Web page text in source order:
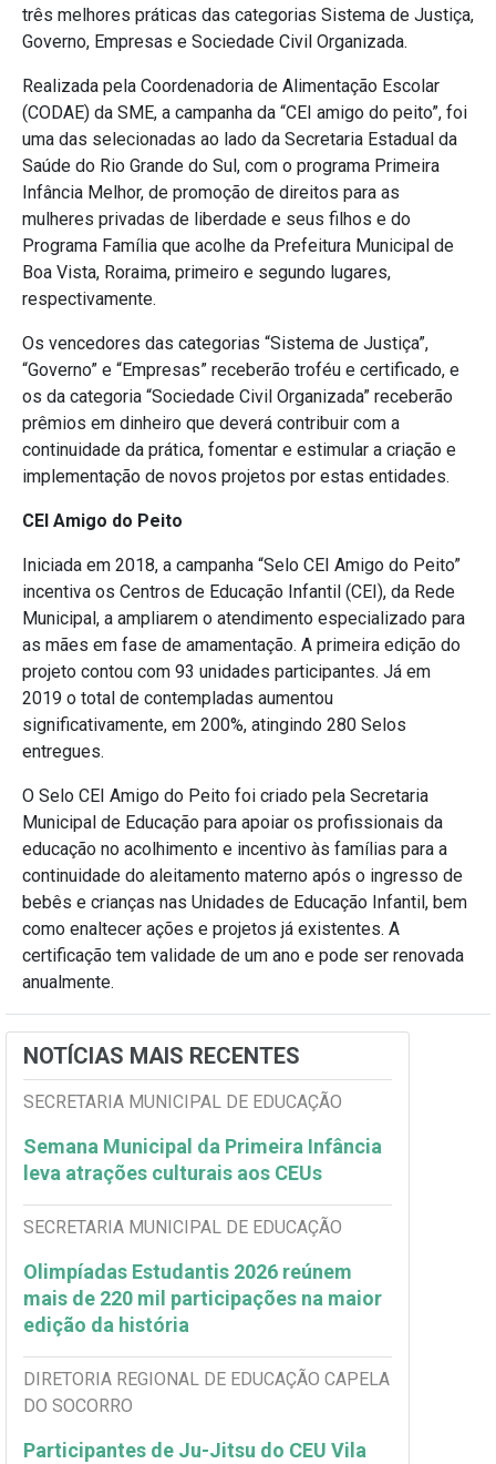
três melhores práticas das categorias Sistema de Justiça,
Governo, Empresas e Sociedade Civil Organizada.
Realizada pela Coordenadoria de Alimentação Escolar
(CODAE) da SME, a campanha da “CEI amigo do peito”, foi
uma das selecionadas ao lado da Secretaria Estadual da
Saúde do Rio Grande do Sul, com o programa Primeira
Infância Melhor, de promoção de direitos para as
mulheres privadas de liberdade e seus filhos e do
Programa Família que acolhe da Prefeitura Municipal de
Boa Vista, Roraima, primeiro e segundo lugares,
respectivamente.
Os vencedores das categorias “Sistema de Justiça”,
“Governo” e “Empresas” receberão troféu e certificado, e
os da categoria “Sociedade Civil Organizada” receberão
prêmios em dinheiro que deverá contribuir com a
continuidade da prática, fomentar e estimular a criação e
implementação de novos projetos por estas entidades.
CEI Amigo do Peito
Iniciada em 2018, a campanha “Selo CEI Amigo do Peito”
incentiva os Centros de Educação Infantil (CEI), da Rede
Municipal, a ampliarem o atendimento especializado para
as mães em fase de amamentação. A primeira edição do
projeto contou com 93 unidades participantes. Já em
2019 o total de contempladas aumentou
significativamente, em 200%, atingindo 280 Selos
entregues.
O Selo CEI Amigo do Peito foi criado pela Secretaria
Municipal de Educação para apoiar os profissionais da
educação no acolhimento e incentivo às famílias para a
continuidade do aleitamento materno após o ingresso de
bebês e crianças nas Unidades de Educação Infantil, bem
como enaltecer ações e projetos já existentes. A
certificação tem validade de um ano e pode ser renovada
anualmente.
NOTÍCIAS MAIS RECENTES
SECRETARIA MUNICIPAL DE EDUCAÇÃO
Semana Municipal da Primeira Infância
leva atrações culturais aos CEUs
SECRETARIA MUNICIPAL DE EDUCAÇÃO
Olimpíadas Estudantis 2026 reúnem
mais de 220 mil participações na maior
edição da história
DIRETORIA REGIONAL DE EDUCAÇÃO CAPELA
DO SOCORRO
Participantes de Ju-Jitsu do CEU Vila